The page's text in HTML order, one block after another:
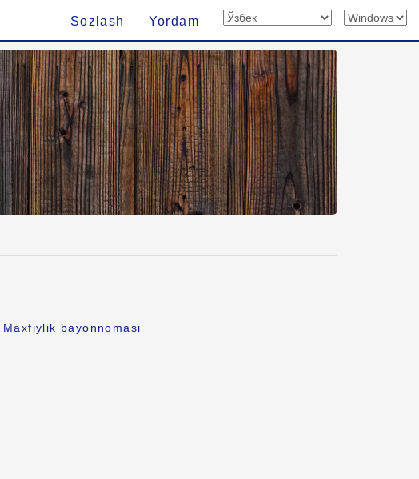
Sozlash Yordam
Maxfiylik bayonnomasi